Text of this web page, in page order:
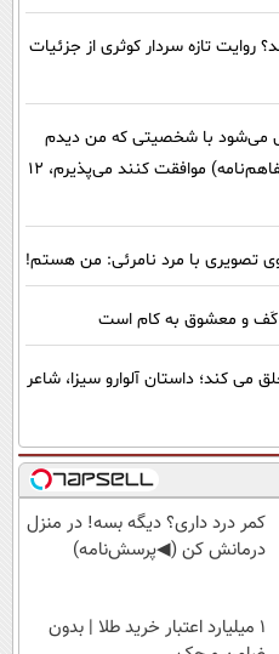
روایت تازه سردار کوثری از جزئیات
می‌شود با شخصیتی که من دیدم
تطابق ندارد/ گفتند سه چهارم ( با تفاهم‌نامه) موافقت کنند می‌پذیرم، 12
تصویری با مرد نامرئی: من هستم!
کَف و معشوق به کام است
هنوز خلق می کند؛ داستان آلوارو سیزا، شاعر
کمر درد داری؟ دیگه بسه! در منزل
درمانش کن (◀پرسش‌نامه)
۱ میلیارد اعتبار خرید طلا | بدون